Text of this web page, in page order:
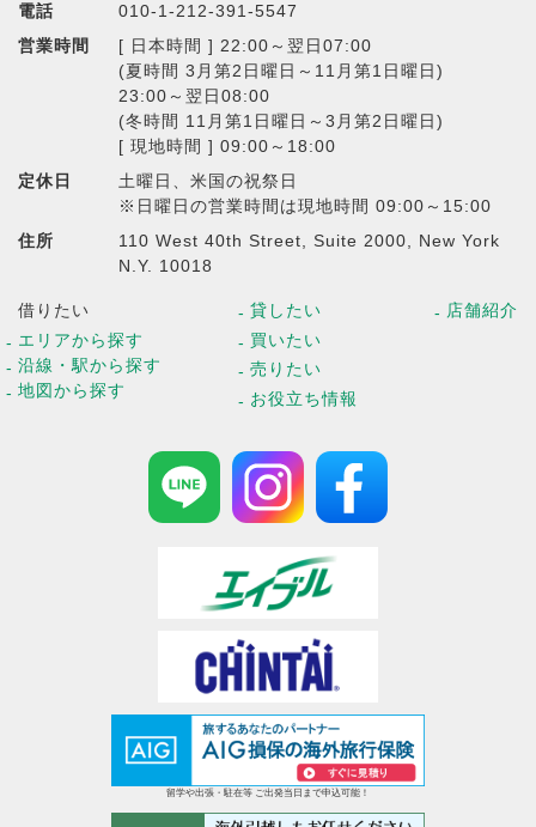
電話
010-1-212-391-5547
営業時間
[ 日本時間 ] 22:00～翌日07:00
(夏時間 3月第2日曜日～11月第1日曜日)
23:00～翌日08:00
(冬時間 11月第1日曜日～3月第2日曜日)
[ 現地時間 ] 09:00～18:00
定休日
土曜日、米国の祝祭日
※日曜日の営業時間は現地時間 09:00～15:00
住所
110 West 40th Street, Suite 2000, New York
N.Y. 10018
借りたい
エリアから探す
沿線・駅から探す
地図から探す
貸したい
買いたい
売りたい
お役立ち情報
店舗紹介
留学や出張・駐在等 ご出発当日まで申込可能！